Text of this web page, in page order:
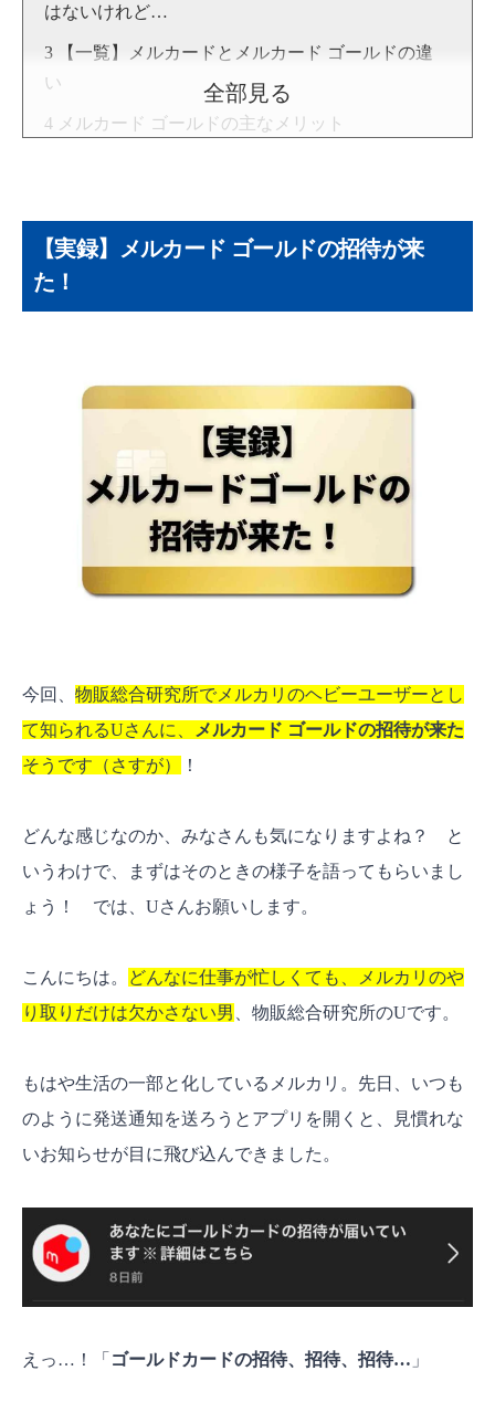
はないけれど…
【一覧】メルカードとメルカード ゴールドの違
い
メルカード ゴールドの主なメリット
③空港ラウンジや旅行保険など、ゴールドな
らではの特典
①メルカリ以外での還元率は「平凡」
②「基本還元率」が年会費無料のメルカード
と変わらない
③家族カード・ETCカードがない
【本音で解説】年会費5,000円の価値はどこにあ
るのか？
物販ビジネスにメルカード ゴールドは便利？
よくある質問【FAQ】
メルカード ゴールドはメルカードを持ってい
年間の利用額50万円の集計期間は？
メルカリゴールドカードはお得ですか？
全部見る
【実録】メルカード ゴールドの招待が来
た！
今回、 物販総合研究所でメルカリのヘビーユーザーとし
て知られるUさんに、
メルカード ゴールドの招待が来た
そうです（さすが）
！
どんな感じなのか、みなさんも気になりますよね？ と
いうわけで、まずはそのときの様子を語ってもらいまし
ょう！ では、Uさんお願いします。
こんにちは。
どんなに仕事が忙しくても、メルカリのや
り取りだけは欠かさない男
、物販総合研究所のUです。
もはや生活の一部と化しているメルカリ。先日、いつも
のように発送通知を送ろうとアプリを開くと、見慣れな
いお知らせが目に飛び込んできました。
えっ…！「 ゴールドカードの招待、招待、招待… 」